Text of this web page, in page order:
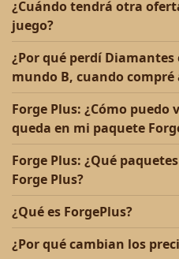
¿Cuándo tendrá otra
juego?
¿Por qué perdí
mundo B, cuando compré
Forge Plus: ¿Cómo
queda en mi paquete
Forge Plus: ¿Qué
Forge Plus?
¿Qué es ForgePlus?
¿Por qué cambian los